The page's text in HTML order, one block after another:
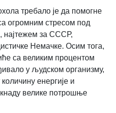
требало је да помогне
огромним стресом под
најтежем за СССР,
Немачке. Осим тога,
са великим процентом
у људском организму,
енергије и
велике потрошње